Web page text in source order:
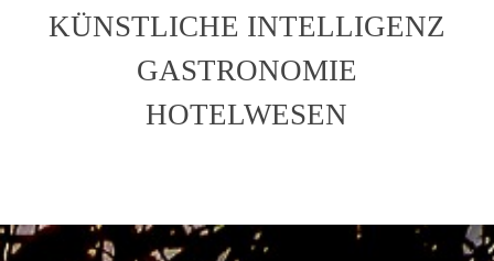
KÜNSTLICHE INTELLIGENZ
GASTRONOMIE
HOTELWESEN